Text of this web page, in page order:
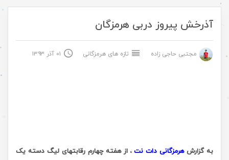
آذرخش پیروز دربی هرمزگان
مجتبی حاجی زاده تازه های هرمزگانی ۰۱ آذر ۱۳۹۳
به گزارشهرمزگانی دات نت،از هفته چهارم رقابتهای لیگ دسته یک